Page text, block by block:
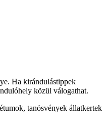
Ha kirándulástippek
közül válogathat.
tanösvények állatkertek